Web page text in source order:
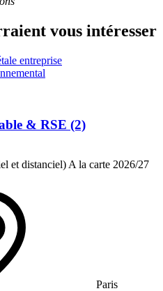
vous intéresser
entreprise
& RSE (2)
et distanciel) A la carte 2026/27
Paris